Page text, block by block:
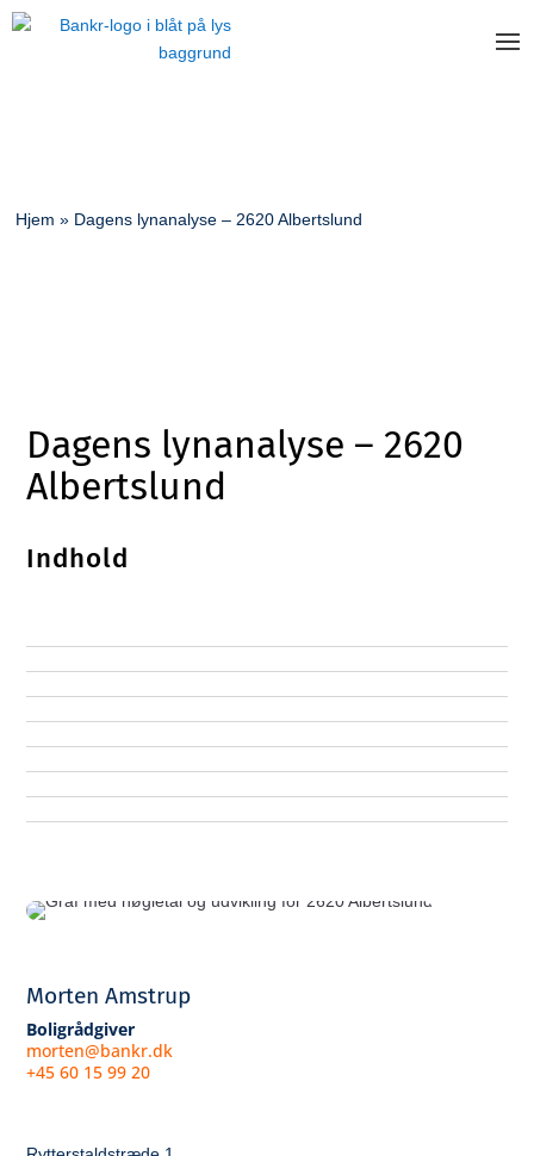
Hjem » Dagens lynanalyse – 2620 Albertslund
Dagens lynanalyse – 2620
Albertslund
Indhold
Morten Amstrup
Boligrådgiver
morten@bankr.dk
+45 60 15 99 20